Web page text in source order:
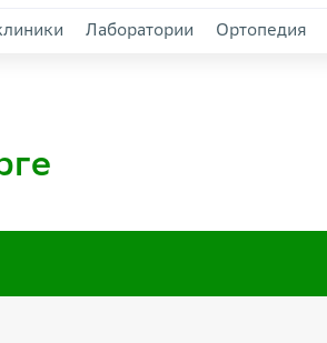
Лаборатории Ортопедия